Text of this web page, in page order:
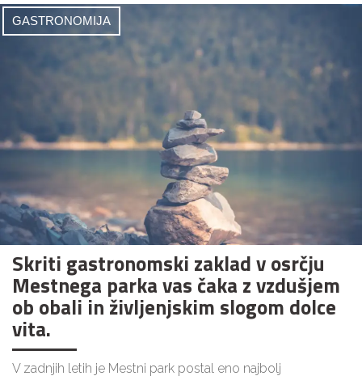
GASTRONOMIJA
Skriti gastronomski zaklad v osrčju
Mestnega parka vas čaka z vzdušjem
ob obali in življenjskim slogom dolce
vita.
V zadnjih letih je Mestni park postal eno najbolj